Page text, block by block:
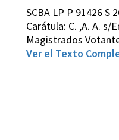
SCBA LP P 91426 S
Carátula: C. ,A. A.
Magistrados
Ver el Texto